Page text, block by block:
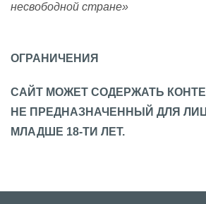
несвободной стране»
ОГРАНИЧЕНИЯ
САЙТ МОЖЕТ СОДЕРЖАТЬ
НЕ ПРЕДНАЗНАЧЕННЫЙ ДЛЯ
МЛАДШЕ 18-ТИ ЛЕТ.